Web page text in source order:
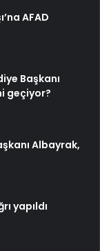
AFAD
Başkanı
geçiyor?
Albayrak,
yapıldı